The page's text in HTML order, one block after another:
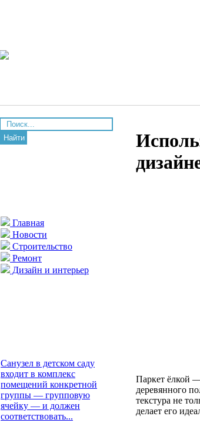
Найти
Главная
Новости
Строительство
Ремонт
Дизайн и интерьер
Санузел в детском саду
входит в комплекс
помещений конкретной
группы — групповую
ячейку — и должен
соответствовать...
Паркет ёлкой
деревянного
текстура не
делает его